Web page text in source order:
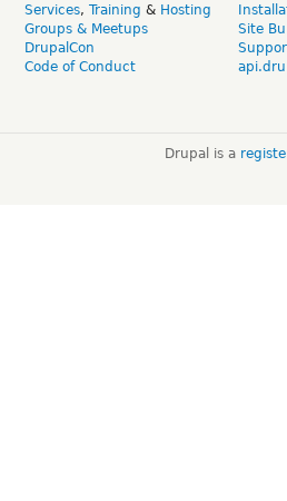
Services, Training & Hosting
Groups & Meetups
DrupalCon
Code of Conduct
Site
Drupal is a